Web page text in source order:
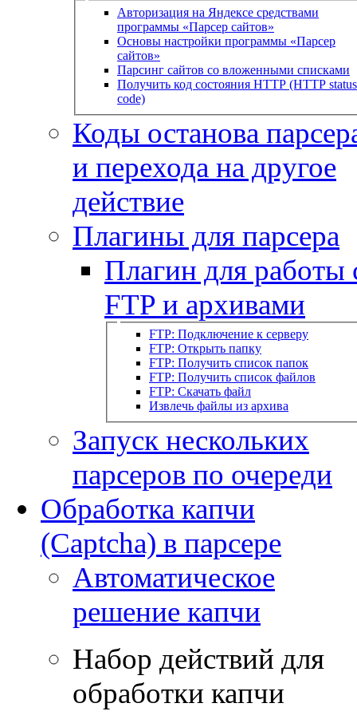
Авторизация на Яндексе средствами
программы «Парсер сайтов»
Основы настройки программы «Парсер
сайтов»
Парсинг сайтов со вложенными списками
Получить код состояния HTTP (HTTP status
code)
Коды останова
и перехода на другое
действие
Плагины для парсера
Плагин для работы
FTP и архивами
FTP: Подключение к серверу
FTP: Открыть папку
FTP: Получить список папок
FTP: Получить список файлов
FTP: Скачать файл
Извлечь файлы из архива
Запуск нескольких
парсеров по очереди
Обработка капчи
(Captcha) в парсере
Автоматическое
решение капчи
Набор действий для
обработки капчи